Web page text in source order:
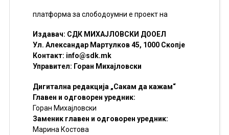
платформа за слободоумни е проект на
Издавач: СДК МИХАЈЛОВСКИ ДООЕЛ
Ул. Александар Мартулков 45, 1000 Скопје
Контакт: info@sdk.mk
Управител: Горан Михајловски
Дигитална редакција „Сакам да кажам“
Главен и одговорен уредник:
Горан Михајловски
Заменик главен и одговорен уредник:
Марина Костова